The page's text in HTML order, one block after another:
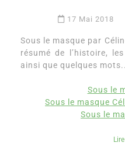
17 Mai 2018
Sous le masque par
résumé de l’histoire,
ainsi que quelques
Sous le
Sous le masque
Sous le